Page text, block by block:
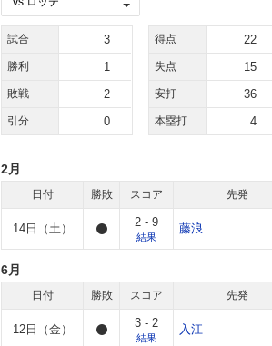
試合 3
勝利 1
敗戦 2
引分 0
得点 22
失点 15
安打 36
本塁打 4
2月
日付 勝敗 スコア 先発
14日（土） 2 - 9
結果
藤浪
6月
日付 勝敗 スコア 先発
12日（金） 3 - 2
結果
入江